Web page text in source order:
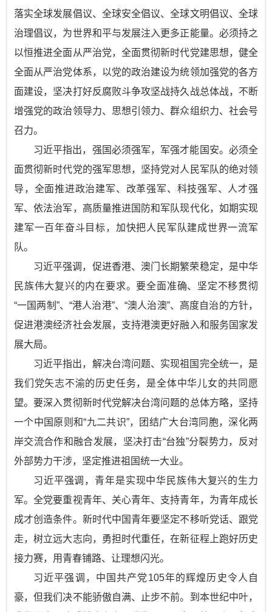
落实全球发展倡议、全球安全倡议、全球文明倡议、全球
治理倡议，为世界和平与发展注入更多正能量。必须持之
以恒推进全面从严治党，全面贯彻新时代党建思想，健全
全面从严治党体系，以党的政治建设为统领加强党的各方
面建设，坚决打好反腐败斗争攻坚战持久战总体战，不断
增强党的政治领导力、思想引领力、群众组织力、社会号
召力。
习近平指出，强国必须强军，军强才能国安。必须全
面贯彻新时代党的强军思想，坚持党对人民军队的绝对领
导，全面推进政治建军、改革强军、科技强军、人才强
军、依法治军，高质量推进国防和军队现代化，如期实现
建军一百年奋斗目标，加快把人民军队建成世界一流军
队。
习近平强调，促进香港、澳门长期繁荣稳定，是中华
民族伟大复兴的内在要求。要全面准确、坚定不移贯彻
“一国两制”、“港人治港”、“澳人治澳”、高度自治的方针，
促进港澳经济社会发展，支持港澳更好融入和服务国家发
展大局。
习近平指出，解决台湾问题、实现祖国完全统一，是
我们党矢志不渝的历史任务，是全体中华儿女的共同愿
望。要深入贯彻新时代党解决台湾问题的总体方略，坚持
一个中国原则和“九二共识”，团结广大台湾同胞，深化两
岸交流合作和融合发展，坚决打击“台独”分裂势力，反对
外部势力干涉，坚定推进祖国统一大业。
习近平强调，青年是实现中华民族伟大复兴的生力
军。全党要重视青年、关心青年、支持青年，为青年成长
成才创造条件。新时代中国青年要坚定不移听党话、跟党
走，树立远大志向，勇担时代重任，在新征程上跑好历史
接力赛，用青春铺路、让理想闪光。
习近平强调，中国共产党105年的辉煌历史令人自
豪，但我们决不能骄傲自满、止步不前。到本世纪中叶，